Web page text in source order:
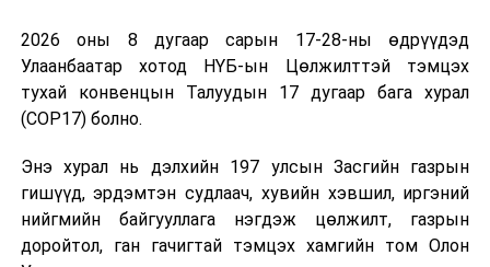
ойд зориулж цан цохилоо
2026 оны 8 дугаар сарын 17-28-ны өдрүүдэд
Улаанбаатар хотод НҮБ-ын Цөлжилттэй тэмцэх
тухай конвенцын Талуудын 17 дугаар бага хурал
(COP17) болно.
Энэ хурал нь дэлхийн 197 улсын Засгийн газрын
гишүүд, эрдэмтэн судлаач, хувийн хэвшил, иргэний
нийгмийн байгууллага нэгдэж цөлжилт, газрын
доройтол, ган гачигтай тэмцэх хамгийн том Олон